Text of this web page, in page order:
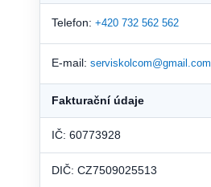
Telefon: +420 732 562 562
E-mail: serviskolcom@gmail.com
Fakturační údaje
IČ: 60773928
DIČ: CZ7509025513